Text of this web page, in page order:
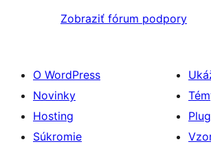
Zobraziť fórum podpory
O WordPress
Novinky
Hosting
Súkromie